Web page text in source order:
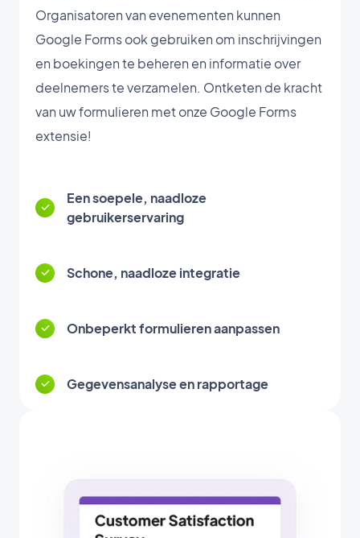
Organisatoren van evenementen kunnen
Google Forms ook gebruiken om inschrijvingen
en boekingen te beheren en informatie over
deelnemers te verzamelen. Ontketen de kracht
van uw formulieren met onze Google Forms
extensie!
Een soepele, naadloze
gebruikerservaring
Schone, naadloze integratie
Onbeperkt formulieren aanpassen
Gegevensanalyse en rapportage